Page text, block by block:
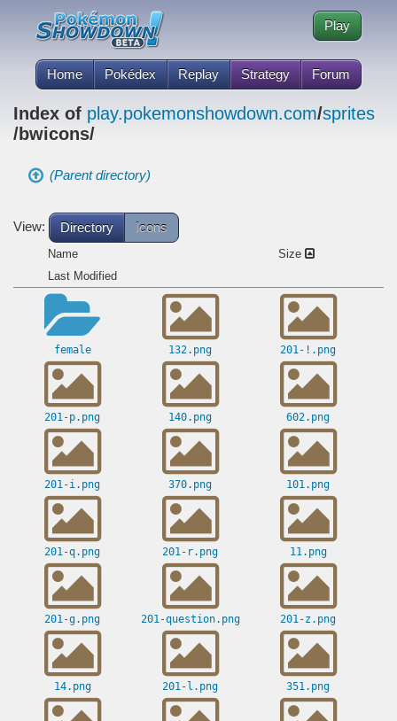
Home Pokédex Replay Strategy Forum
Play
Index of play.pokemonshowdown.com/sprites
/bwicons/
(Parent directory)
View: Directory Icons
Name
Size
Last Modified
female 132.png 201-!.png
201-p.png 140.png 602.png
201-i.png 370.png 101.png
201-q.png 201-r.png 11.png
201-g.png 201-question.png 201-z.png
14.png 201-l.png 351.png